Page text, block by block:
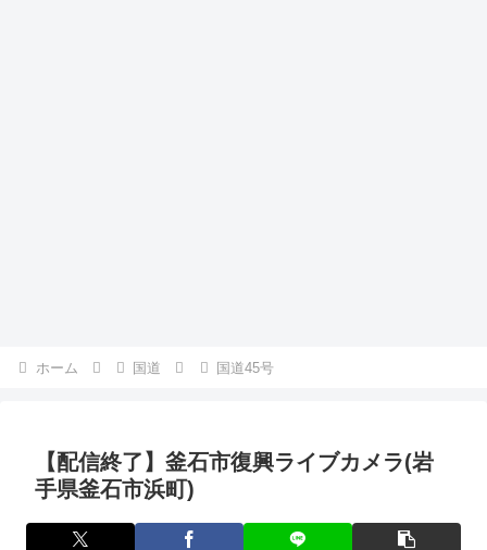
ホーム 国道 国道45号
【配信終了】釜石市復興ライブカメラ(岩
手県釜石市浜町)